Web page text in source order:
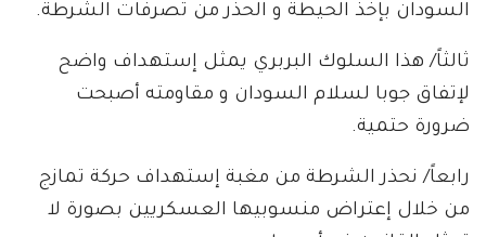
السودان بإخذ الحيطة و الحذر من تصرفات الشرطة.
ثالثاً/ هذا السلوك البربري يمثل إستهداف واضح
لإتفاق جوبا لسلام السودان و مقاومته أصبحت
ضرورة حتمية.
رابعاً/ نحذر الشرطة من مغبة إستهداف حركة تمازج
من خلال إعتراض منسوبيها العسكريين بصورة لا